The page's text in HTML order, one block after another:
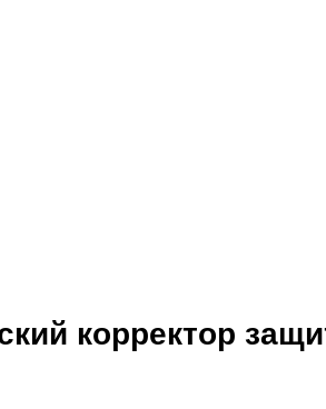
корректор